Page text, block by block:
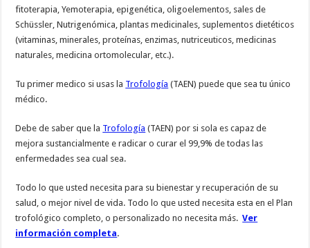
fitoterapia, Yemoterapia, epigenética, oligoelementos, sales de
Schüssler, Nutrigenómica, plantas medicinales, suplementos dietéticos
(vitaminas, minerales, proteínas, enzimas, nutriceuticos, medicinas
naturales, medicina ortomolecular, etc.).
Tu primer medico si usas la Trofología (TAEN) puede que sea tu único
médico.
Debe de saber que la Trofología (TAEN) por si sola es capaz de
mejora sustancialmente e radicar o curar el 99,9% de todas las
enfermedades sea cual sea.
Todo lo que usted necesita para su bienestar y recuperación de su
salud, o mejor nivel de vida. Todo lo que usted necesita esta en el Plan
trofológico completo, o personalizado no necesita más.Ver
información completa.